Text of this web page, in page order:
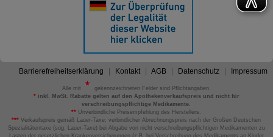
Barrierefreiheitserklärung Kontakt AGB Datenschutz Impressum
Alle mit
gekennzeichneten Felder sind Pflichtangaben.
*inkl. MwSt. Rabatte gelten auf den Apothekenverkaufspreis und nicht für
verschreibungspflichtige Medikamente.
** Unverbindliche Preisempfehlung des Herstellers.
*** Verkaufspreis gemäß Lauer-Taxe; verbindlicher Abrechnungspreis nach der Großen Deutschen
Spezialitätentaxe (sog. Lauer-Taxe) bei Abgabe von nicht verschreibungspflichtigen Medikamenten zu
Lasten der gesetzlichen Krankenversicherungen (z.B. bei Verschreibung des Medikaments an Kinder